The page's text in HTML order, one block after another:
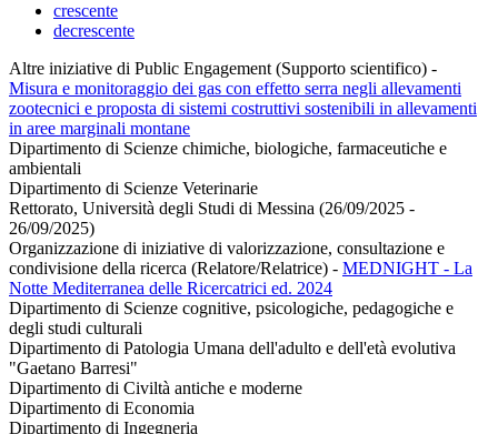
crescente
decrescente
Altre iniziative di Public Engagement (Supporto scientifico) -
Misura e monitoraggio dei gas con effetto serra negli allevamenti
zootecnici e proposta di sistemi costruttivi sostenibili in allevamenti
in aree marginali montane
Dipartimento di Scienze chimiche, biologiche, farmaceutiche e
ambientali
Dipartimento di Scienze Veterinarie
Rettorato, Università degli Studi di Messina (26/09/2025 -
26/09/2025)
Organizzazione di iniziative di valorizzazione, consultazione e
condivisione della ricerca (Relatore/Relatrice) - MEDNIGHT - La
Notte Mediterranea delle Ricercatrici ed. 2024
Dipartimento di Scienze cognitive, psicologiche, pedagogiche e
degli studi culturali
Dipartimento di Patologia Umana dell'adulto e dell'età evolutiva
"Gaetano Barresi"
Dipartimento di Civiltà antiche e moderne
Dipartimento di Economia
Dipartimento di Ingegneria